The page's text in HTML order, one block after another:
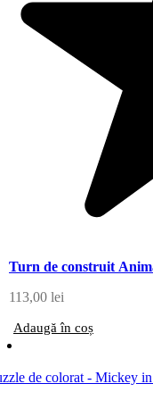
Turn de construit
113,00 lei
Adaugă în coș